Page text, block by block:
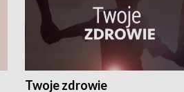
Twoje zdrowie